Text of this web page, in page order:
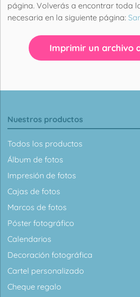
página. Volverás a encontrar toda
necesaria en la siguiente página:
Imprimir un archivo
Nuestros productos
Todos los productos
Álbum de fotos
Impresión de fotos
Cajas de fotos
Marcos de fotos
Póster fotográfico
Calendarios
Decoración fotográfica
Cartel personalizado
Cheque regalo